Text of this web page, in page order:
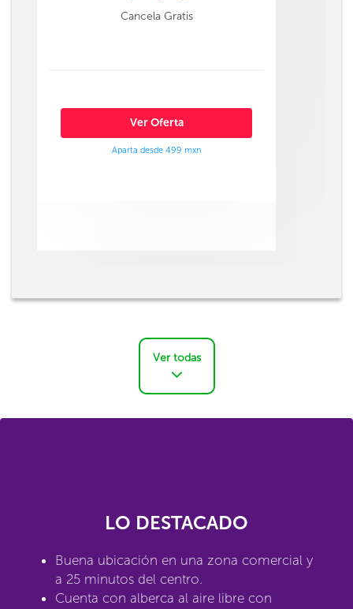
Cancela Gratis
Ver Oferta
Aparta desde 499 mxn
Ver todas
LO DESTACADO
Buena ubicación en una zona comercial y
a 25 minutos del centro.
Cuenta con alberca al aire libre con